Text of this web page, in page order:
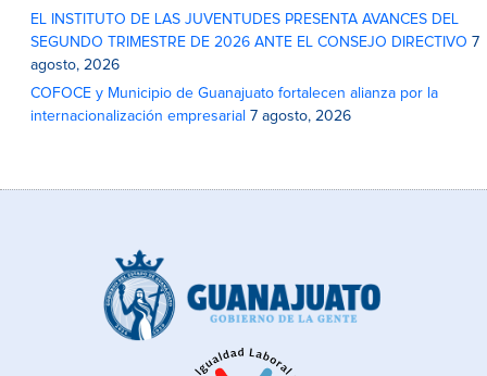
EL INSTITUTO DE LAS JUVENTUDES PRESENTA AVANCES DEL
SEGUNDO TRIMESTRE DE 2026 ANTE EL CONSEJO DIRECTIVO 7
agosto, 2026
COFOCE y Municipio de Guanajuato fortalecen alianza por la
internacionalización empresarial 7 agosto, 2026